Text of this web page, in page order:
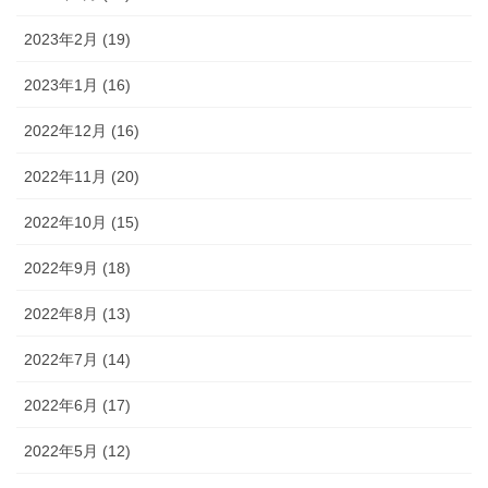
2023年2月 (19)
2023年1月 (16)
2022年12月 (16)
2022年11月 (20)
2022年10月 (15)
2022年9月 (18)
2022年8月 (13)
2022年7月 (14)
2022年6月 (17)
2022年5月 (12)